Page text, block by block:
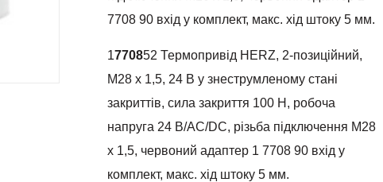
7708 90 вхід у комплект, макс. хід штоку 5 мм.
1770852 Термопривід HERZ, 2-позиційний,
М28 х 1,5, 24 В у знеструмленому стані
закриттів, сила закриття 100 Н, робоча
напруга 24 В/AC/DC, різьба підключення М28
х 1,5, червоний адаптер 1 7708 90 вхід у
комплект, макс. хід штоку 5 мм.